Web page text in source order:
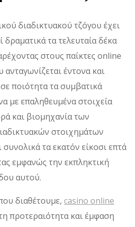
διαδικτυακού τζόγου έχει
δραματικά τα τελευταία δέκα
στους παίκτες online
έντονα και
ποιότητα τα συμβατικά
με επαληθευμένα στοιχεία
και βιομηχανία των
στοιχημάτων
τα εκατόν είκοσι επτά
εμφανώς την εκπληκτική
αυτού.
διαθέτουμε, casino online
προτεραιότητα και έμφαση